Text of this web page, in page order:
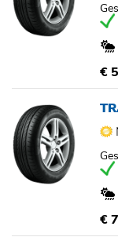
€
€